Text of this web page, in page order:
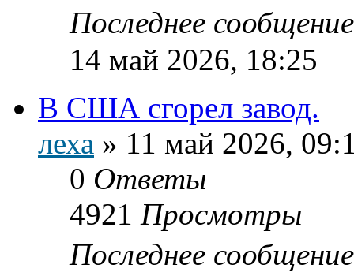
Последнее
14 май 2026, 18:25
В США сгорел завод.
леха » 11 май 2026,
0 Ответы
4921 Просмотры
Последнее